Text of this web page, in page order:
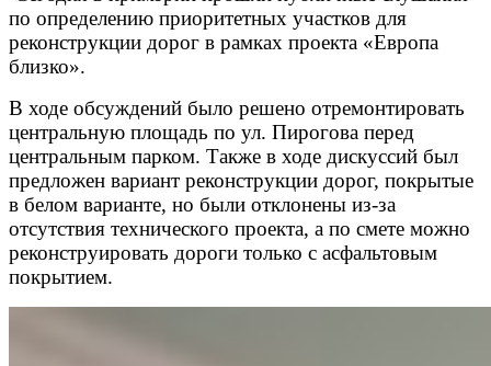
по определению приоритетных участков для
реконструкции дорог в рамках проекта «Европа
близко».
В ходе обсуждений было решено отремонтировать
центральную площадь по ул. Пирогова перед
центральным парком. Также в ходе дискуссий был
предложен вариант реконструкции дорог, покрытые
в белом варианте, но были отклонены из-за
отсутствия технического проекта, а по смете можно
реконструировать дороги только с асфальтовым
покрытием.